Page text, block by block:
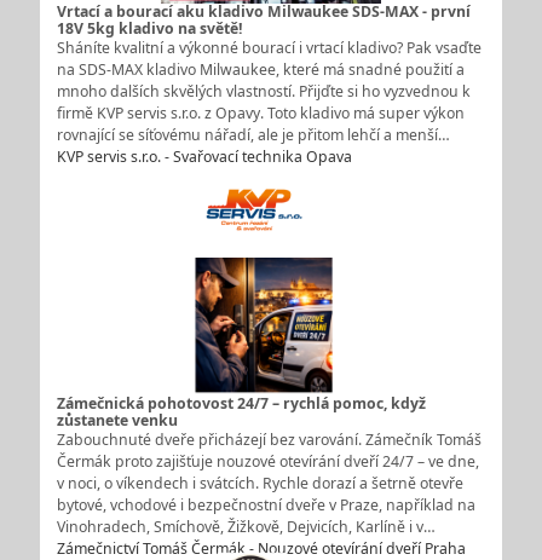
Vrtací a bourací aku kladivo Milwaukee SDS-MAX - první
18V 5kg kladivo na světě!
Sháníte kvalitní a výkonné bourací i vrtací kladivo? Pak vsaďte
na SDS-MAX kladivo Milwaukee, které má snadné použití a
mnoho dalších skvělých vlastností. Přijďte si ho vyzvednou k
firmě KVP servis s.r.o. z Opavy. Toto kladivo má super výkon
rovnající se síťovému nářadí, ale je přitom lehčí a menší…
KVP servis s.r.o. - Svařovací technika Opava
Zámečnická pohotovost 24/7 – rychlá pomoc, když
zůstanete venku
Zabouchnuté dveře přicházejí bez varování. Zámečník Tomáš
Čermák proto zajišťuje nouzové otevírání dveří 24/7 – ve dne,
v noci, o víkendech i svátcích. Rychle dorazí a šetrně otevře
bytové, vchodové i bezpečnostní dveře v Praze, například na
Vinohradech, Smíchově, Žižkově, Dejvicích, Karlíně i v…
Zámečnictví Tomáš Čermák - Nouzové otevírání dveří Praha